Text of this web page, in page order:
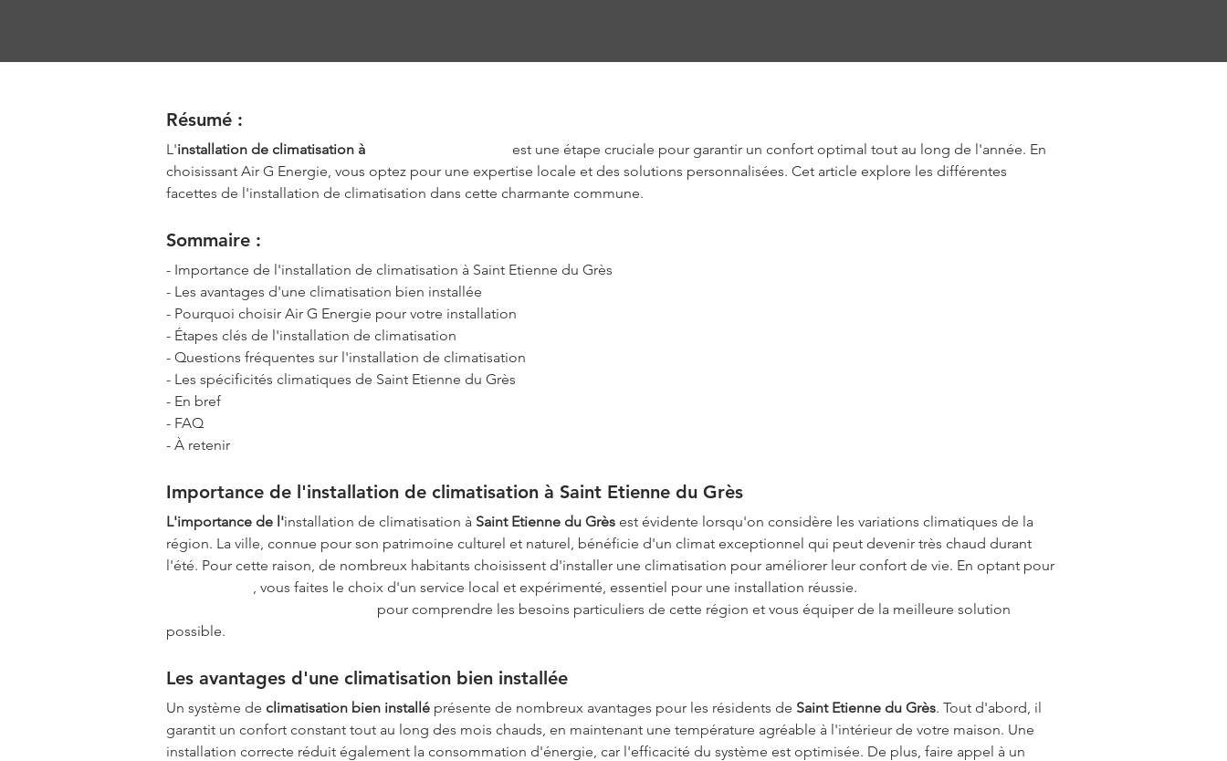
Résumé :
L'installation de climatisation à
est une étape cruciale pour garantir un confort optimal tout au long de l'année. En
choisissant Air G Energie, vous optez pour une expertise locale et des solutions personnalisées. Cet article explore les différentes
facettes de l'installation de climatisation dans cette charmante commune.
Sommaire :
- Importance de l'installation de climatisation à Saint Etienne du Grès
- Les avantages d'une climatisation bien installée
- Pourquoi choisir Air G Energie pour votre installation
- Étapes clés de l'installation de climatisation
- Questions fréquentes sur l'installation de climatisation
- Les spécificités climatiques de Saint Etienne du Grès
- En bref
- FAQ
- À retenir
Importance de l'installation de climatisation à Saint Etienne du Grès
L'importance de l'installation de climatisation à Saint Etienne du Grès est évidente lorsqu'on considère les variations climatiques de la
région. La ville, connue pour son patrimoine culturel et naturel, bénéficie d'un climat exceptionnel qui peut devenir très chaud durant
l'été. Pour cette raison, de nombreux habitants choisissent d'installer une climatisation pour améliorer leur confort de vie. En optant pour
, vous faites le choix d'un service local et expérimenté, essentiel pour une installation réussie.
pour comprendre les besoins particuliers de cette région et vous équiper de la meilleure solution
possible.
Les avantages d'une climatisation bien installée
Un système de climatisation bien installé présente de nombreux avantages pour les résidents de Saint Etienne du Grès. Tout d'abord, il
garantit un confort constant tout au long des mois chauds, en maintenant une température agréable à l'intérieur de votre maison. Une
installation correcte réduit également la consommation d'énergie, car l'efficacité du système est optimisée. De plus, faire appel à un